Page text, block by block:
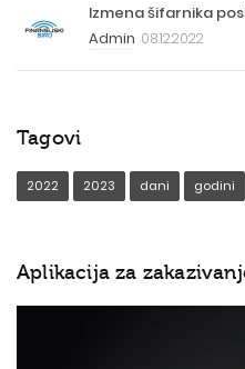
Izmena šifarnika
Admin 08.12.2022
Tagovi
2022 2023 dani godini
Aplikacija za